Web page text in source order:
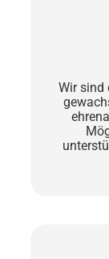
Wir sind